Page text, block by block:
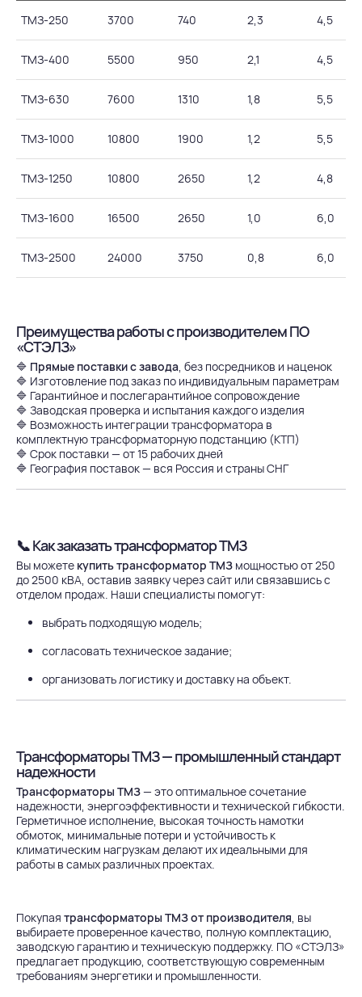
ТМЗ-250 3700 740 2,3 4,5
ТМЗ-400 5500 950 2,1 4,5
ТМЗ-630 7600 1310 1,8 5,5
ТМЗ-1000 10800 1900 1,2 5,5
ТМЗ-1250 10800 2650 1,2 4,8
ТМЗ-1600 16500 2650 1,0 6,0
ТМЗ-2500 24000 3750 0,8 6,0
Преимущества работы с производителем ПО
«СТЭЛЗ»
🔷 Прямые поставки с завода, без посредников и наценок
🔷 Изготовление под заказ по индивидуальным параметрам
🔷 Гарантийное и послегарантийное сопровождение
🔷 Заводская проверка и испытания каждого изделия
🔷 Возможность интеграции трансформатора в
комплектную трансформаторную подстанцию (КТП)
🔷 Срок поставки — от 15 рабочих дней
🔷 География поставок — вся Россия и страны СНГ
📞 Как заказать трансформатор ТМЗ
Вы можете купить трансформатор ТМЗ мощностью от 250
до 2500 кВА, оставив заявку через сайт или связавшись с
отделом продаж. Наши специалисты помогут:
выбрать подходящую модель;
согласовать техническое задание;
организовать логистику и доставку на объект.
Трансформаторы ТМЗ — промышленный стандарт
надежности
Трансформаторы ТМЗ— это оптимальное сочетание
надежности, энергоэффективности и технической гибкости.
Герметичное исполнение, высокая точность намотки
обмоток, минимальные потери и устойчивость к
климатическим нагрузкам делают их идеальными для
работы в самых различных проектах.
Покупая трансформаторы ТМЗ от производителя, вы
выбираете проверенное качество, полную комплектацию,
заводскую гарантию и техническую поддержку. ПО «СТЭЛЗ»
предлагает продукцию, соответствующую современным
требованиям энергетики и промышленности.